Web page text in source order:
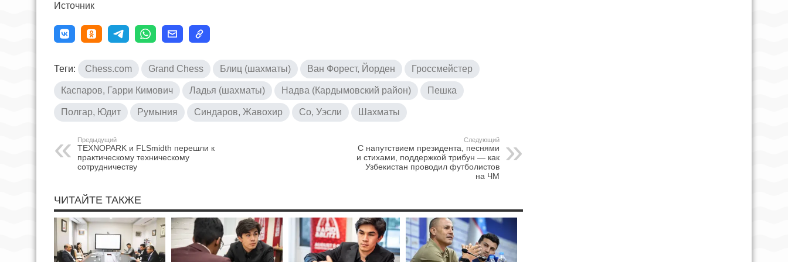
Источник
Теги: Chess.com Grand Chess Блиц (шахматы) Ван Форест, Йорден Гроссмейстер
Каспаров, Гарри Кимович Ладья (шахматы) Надва (Кардымовский район) Пешка
Полгар, Юдит Румыния Синдаров, Жавохир Со, Уэсли Шахматы
Предыдущий
TEXNOPARK и FLSmidth перешли к
практическому техническому
сотрудничеству
Следующий
С напутствием президента, песнями
и стихами, поддержкой трибун — как
Узбекистан проводил футболистов
на ЧМ
ЧИТАЙТЕ ТАКЖЕ